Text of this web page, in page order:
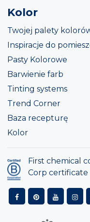
Kolor
Twojej palety
Inspiracje do
Pasty Kolorowe
Barwienie farb
Tinting systems
Trend Corner
Baza recepturę
Kolor
First chemical
Corp certificate